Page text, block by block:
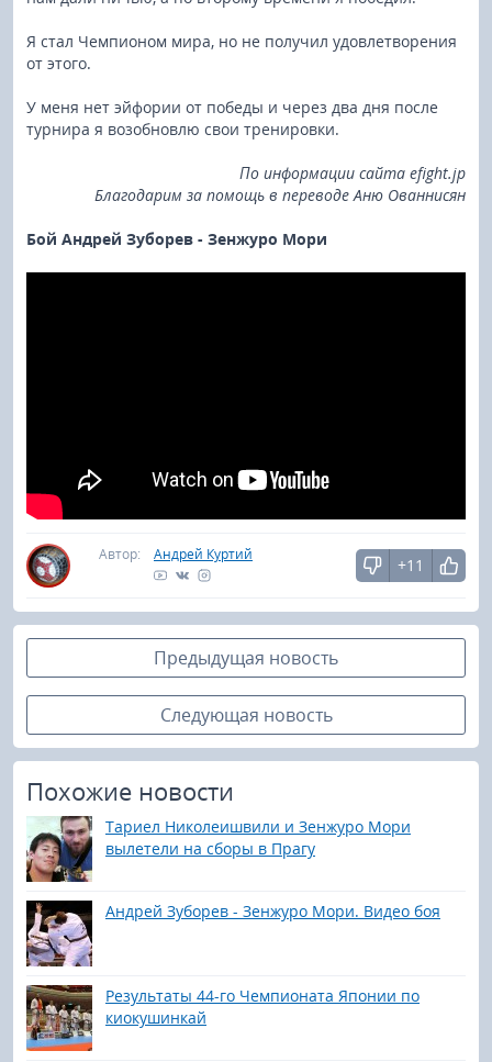
Я стал Чемпионом мира, но не получил удовлетворения
от этого.
У меня нет эйфории от победы и через два дня после
турнира я возобновлю свои тренировки.
По информации сайта efight.jp
Благодарим за помощь в переводе Аню Ованнисян
Бой Андрей Зуборев - Зенжуро Мори
Автор: Андрей Куртий
+11
Предыдущая новость
Следующая новость
Похожие новости
Тариел Николеишвили и Зенжуро Мори
вылетели на сборы в Прагу
Андрей Зуборев - Зенжуро Мори. Видео боя
Результаты 44-го Чемпионата Японии по
киокушинкай